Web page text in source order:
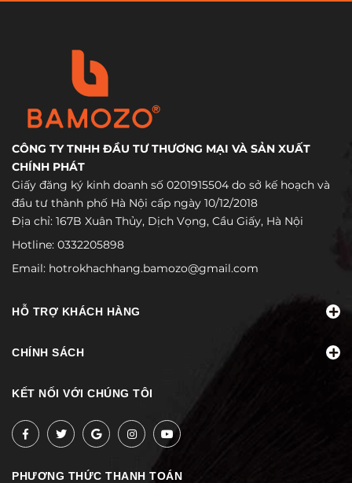
CÔNG TY TNHH ĐẦU TƯ THƯƠNG MẠI VÀ SẢN XUẤT
CHÍNH PHÁT
Giấy đăng ký kinh doanh số 0201915504 do sở kế hoạch và
đầu tư thành phố Hà Nội cấp ngày 10/12/2018
Địa chỉ: 167B Xuân Thủy, Dịch Vọng, Cầu Giấy, Hà Nội
Hotline: 0332205898
Email: hotrokhachhang.bamozo@gmail.com
HỖ TRỢ KHÁCH HÀNG
CHÍNH SÁCH
KẾT NỐI VỚI CHÚNG TÔI
PHƯƠNG THỨC THANH TOÁN